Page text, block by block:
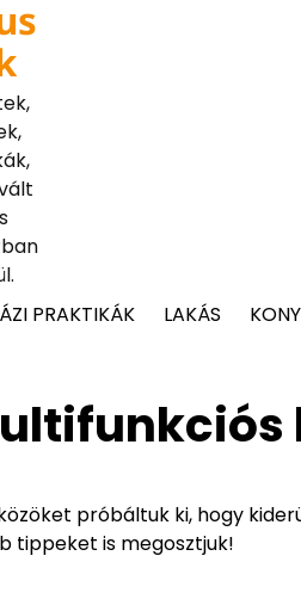
PRAKTIKÁK
LAKÁS
próbáltuk ki, hogy
tippeket is megosztjuk!